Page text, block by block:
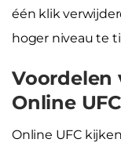
één klik
hoger niveau te
Voordelen
Online
Online UFC